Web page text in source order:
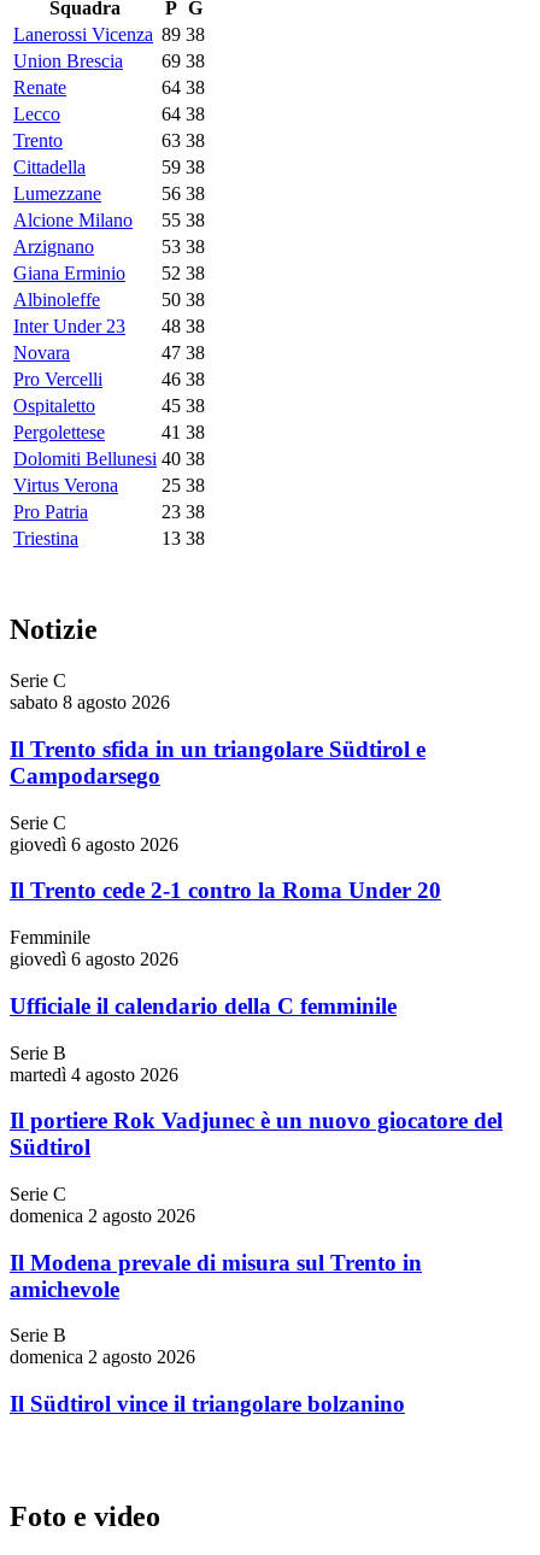
Squadra
P G
Lanerossi Vicenza 89 38
Union Brescia
69 38
Renate
64 38
Lecco
64 38
Trento
63 38
Cittadella
59 38
Lumezzane
56 38
Alcione Milano
55 38
Arzignano
53 38
Giana Erminio
52 38
Albinoleffe
50 38
Inter Under 23
48 38
Novara
47 38
Pro Vercelli
46 38
Ospitaletto
45 38
Pergolettese
41 38
Dolomiti Bellunesi 40 38
Virtus Verona
25 38
Pro Patria
23 38
Triestina
13 38
Notizie
Serie C
sabato 8 agosto 2026
Il Trento sfida in un triangolare Südtirol e
Campodarsego
Serie C
giovedì 6 agosto 2026
Il Trento cede 2-1 contro la Roma Under 20
Femminile
giovedì 6 agosto 2026
Ufficiale il calendario della C femminile
Serie B
martedì 4 agosto 2026
Il portiere Rok Vadjunec è un nuovo giocatore del
Südtirol
Serie C
domenica 2 agosto 2026
Il Modena prevale di misura sul Trento in
amichevole
Serie B
domenica 2 agosto 2026
Il Südtirol vince il triangolare bolzanino
Foto e video